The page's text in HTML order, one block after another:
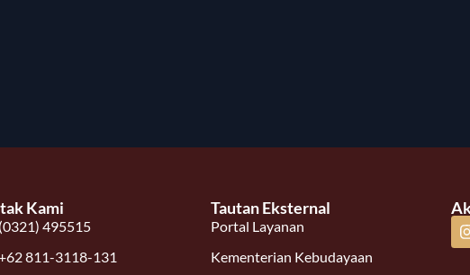
Kami
495515
811-3118-131
Tautan Eksternal
Portal Layanan
Kementerian Kebudayaan